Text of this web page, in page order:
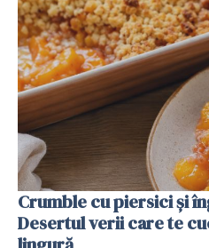
Crumble cu piersici și
Desertul verii care te